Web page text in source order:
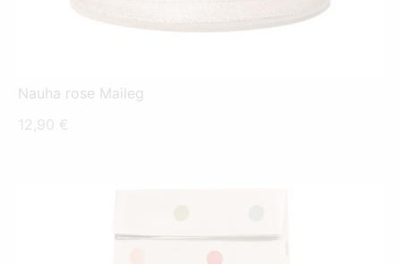
Nauha rose Maileg
12,90 €